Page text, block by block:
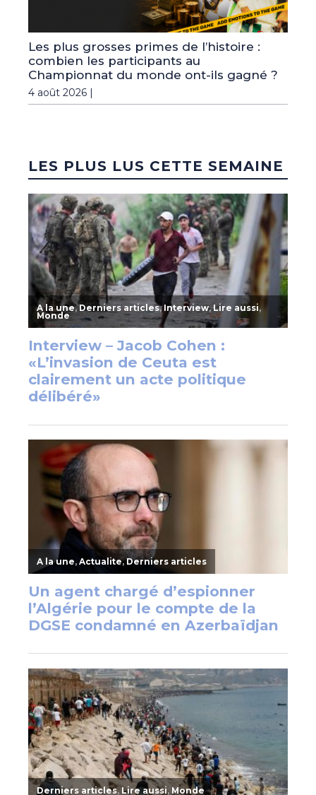
Les plus grosses primes de l’histoire :
combien les participants au
Championnat du monde ont-ils gagné ?
4 août 2026 |
LES PLUS LUS CETTE SEMAINE